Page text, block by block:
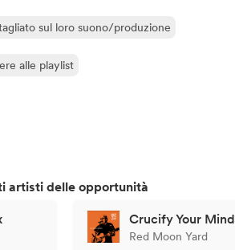
sul loro suono/produzione
alle playlist
artisti delle opportunità
Crucify Your Mind
Red Moon Yard